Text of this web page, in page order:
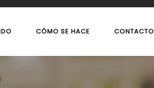
CÓMO SE HACE CONTACTO